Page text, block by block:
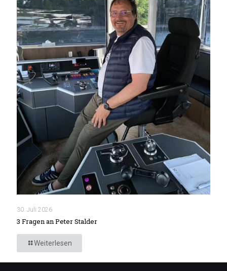
30. Juli 2026
3 Fragen an Peter Stalder
Weiterlesen